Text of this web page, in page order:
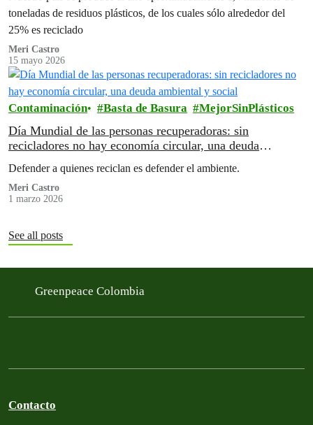
toneladas de residuos plásticos, de los cuales sólo alrededor del
25% es reciclado
Meri Castro
15 mayo 2026
Contaminación Basta de Basura MejorSinPlásticos
Día Mundial de las personas recuperadoras: sin
recicladores no hay economía circular, una deuda
Defender a quienes reciclan es defender el ambiente.
Meri Castro
1 marzo 2026
See all posts
Greenpeace Colombia
Contacto